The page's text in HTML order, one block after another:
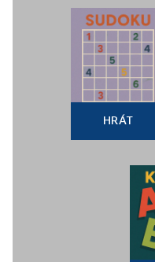
HRÁT